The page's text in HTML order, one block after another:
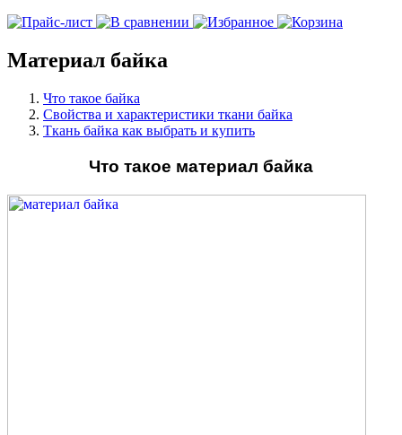
Материал байка
Что такое байка
Свойства и характеристики ткани байка
Ткань байка как выбрать и купить
Что такое материал байка